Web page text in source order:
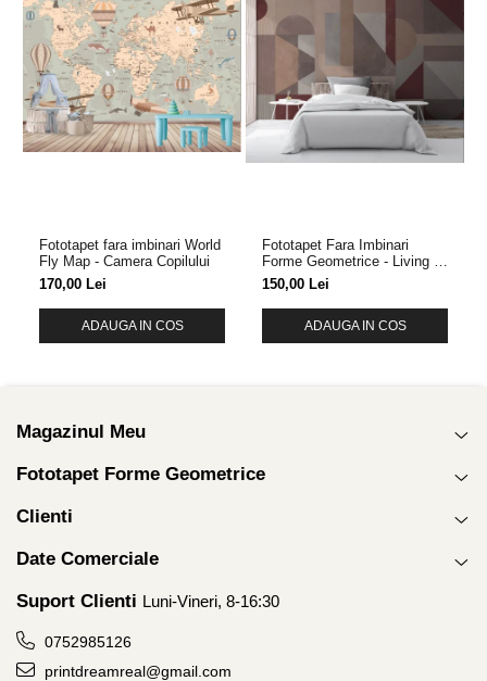
Fototapet fara imbinari World
Fly Map - Camera Copilului
170,00 Lei
ADAUGA IN COS
Fototapet Fara Imbinari
Forme Geometrice - Living &
Dormitor
150,00 Lei
ADAUGA IN COS
Magazinul Meu
Fototapet Forme Geometrice
Clienti
Date Comerciale
Suport Clienti Luni-Vineri, 8-16:30
0752985126
printdreamreal@gmail.com